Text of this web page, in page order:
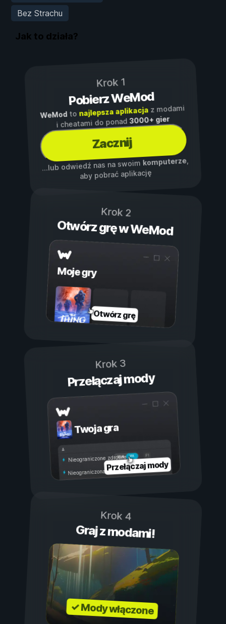
Bez Strachu
Jak to działa?
Krok 1
Pobierz WeMod
WeModto najlepsza aplikacjaz modami
i cheatami do ponad3000+ gier
Zacznij
...lub odwiedź nas na swoim komputerze,
aby pobrać aplikację
Krok 2
Otwórz grę w WeMod
Moje gry
Otwórz grę
Krok 3
Przełączaj mody
Twoja gra
Wł.
Wył.
Nieograniczone zdrowie
Nieograniczona wytrzymałość
Przełączaj mody
Krok 4
Graj z modami!
✓ Mody włączone